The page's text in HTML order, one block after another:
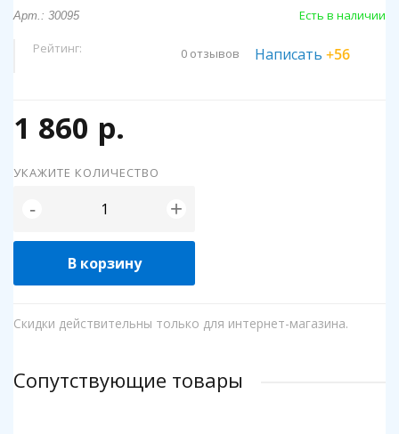
Арт.: 30095 Есть в наличии
Рейтинг: 0 отзывов Написать +56
1 860 р.
УКАЖИТЕ КОЛИЧЕСТВО
- +
В корзину
Скидки действительны только для интернет-магазина.
Сопутствующие товары